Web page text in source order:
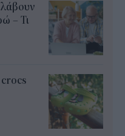
λάβουν
– Τι
crocs